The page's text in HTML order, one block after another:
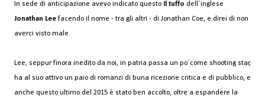
In sede di anticipazione avevo indicato questo Il tuffo dell´inglese
Jonathan Lee facendo il nome - tra gli altri - di Jonathan Coe, e direi di non
averci visto male.
Lee, seppur finora inedito da noi, in patria passa un po´come shooting star,
ha al suo attivo un paio di romanzi di buna ricezione critica e di pubblico, e
anche questo ultimo del 2015 è stato ben accolto, oltre a espandere la